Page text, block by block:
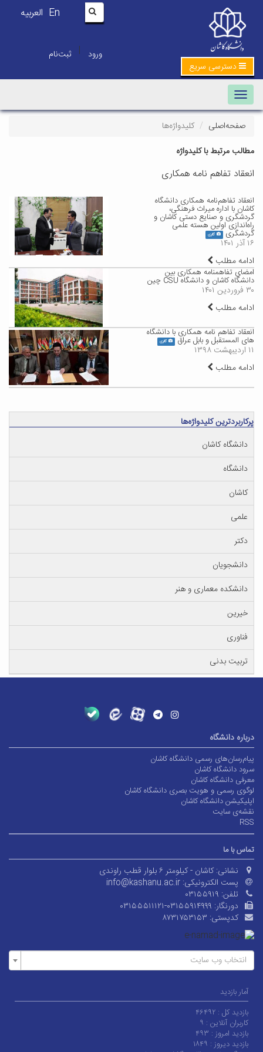
En العربیه
ورود | ثبت‌نام
دسترسی سریع
Toggle navigation
صفحه‌اصلی
کلیدواژه‌ها
مطالب مرتبط با کلیدواژه
انعقاد تفاهم نامه همکاری
انعقاد تفاهم‌نامه همکاری دانشگاه
کاشان با اداره میراث فرهنگی،
گردشگری و صنایع دستی کاشان و
راه‌اندازی اولین هسته علمی
گردشگری گالری
۱۶ آذر ۱۴۰۱
ادامه مطلب
امضای تفاهمنامه همکاری بین
دانشگاه کاشان و دانشگاه CSU چین
۳۰ فروردین ۱۴۰۱
ادامه مطلب
انعقاد تفاهم نامه همکاری با دانشگاه
های المستقبل و بابل عراق گالری
۱۱ اردیبهشت ۱۳۹۸
ادامه مطلب
پرکاربردترین کلیدواژه‌ها
دانشگاه کاشان
دانشگاه
کاشان
علمی
دکتر
دانشجویان
دانشکده معماری و هنر
خیرین
فناوری
تربیت بدنی
درباره دانشگاه
پیام‌رسان‌های رسمی دانشگاه کاشان
سرود دانشگاه کاشان
معرفی دانشگاه کاشان
لوگوی رسمی و هویت بصری دانشگاه کاشان
اپلیکیشن دانشگاه کاشان
نقشه‌ی سایت
RSS
تماس با ما
نشانی: کاشان - کیلومتر ۶ بلوار قطب راوندی
پست الکترونیکی: info@kashanu.ac.ir
تلفن: ۰۳۱۵۵۹۱۹
دورنگار: ۰۳۱۵۵۵۱۱۱۲۱-۰۳۱۵۵۹۱۴۹۹۹
کدپستی: ۸۷۳۱۷۵۳۱۵۳
انتخاب وب سایت
آمار بازدید
بازدید کل : ۴۶۴۹۲
کاربران آنلاین : ۹
بازدید امروز : ۴۹۳
بازدید دیروز : ۱۸۴۹